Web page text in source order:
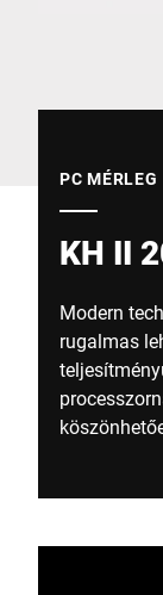
PC MÉRLEG
KH II
Modern
rugalmas